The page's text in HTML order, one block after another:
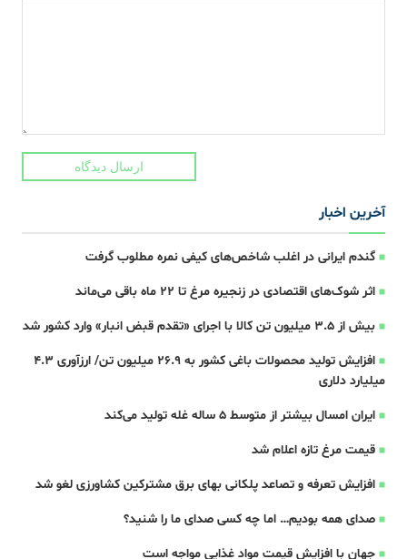
ارسال دیدگاه
آخرین اخبار
گندم ایرانی در اغلب شاخص‌های کیفی نمره مطلوب گرفت
اثر شوک‌های اقتصادی در زنجیره مرغ تا 22 ماه باقی می‌ماند
بیش از ۳.۵ میلیون تن کالا با اجرای «تقدم قبض انبار» وارد کشور شد
افزایش تولید محصولات باغی کشور به ۲۶.۹ میلیون تن/ ارزآوری ۴.۳
میلیارد دلاری
ایران امسال بیشتر از متوسط 5 ساله غله تولید می‌کند
قیمت مرغ تازه اعلام شد
افزایش تعرفه و تصاعد پلکانی بهای برق مشترکین کشاورزی لغو شد
صدای همه بودیم… اما چه کسی صدای ما را شنید؟
جهان با افزایش قیمت مواد غذایی مواجه است